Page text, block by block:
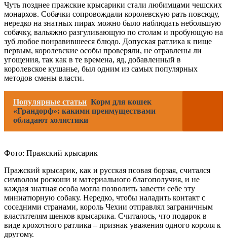
Чуть позднее пражские крысарики стали любимцами чешских
монархов. Собачки сопровождали королевскую рать повсюду,
нередко на знатных пирах можно было наблюдать небольшую
собачку, вальяжно разгуливающую по столам и пробующую на
зуб любое понравившееся блюдо. Допуская ратлика к пище
первым, королевские особы проверяли, не отравлены ли
угощения, так как в те времена, яд, добавленный в
королевское кушанье, был одним из самых популярных
методов смены власти.
Популярные статьи Корм для кошек
«Грандорф»: какими преимуществами
обладают холистики
Фото: Пражский крысарик
Пражский крысарик, как и русская псовая борзая, считался
символом роскоши и материального благополучия, и не
каждая знатная особа могла позволить завести себе эту
миниатюрную собаку. Нередко, чтобы наладить контакт с
соседними странами, король Чехии отправлял заграничным
властителям щенков крысарика. Считалось, что подарок в
виде крохотного ратлика – признак уважения одного короля к
другому.